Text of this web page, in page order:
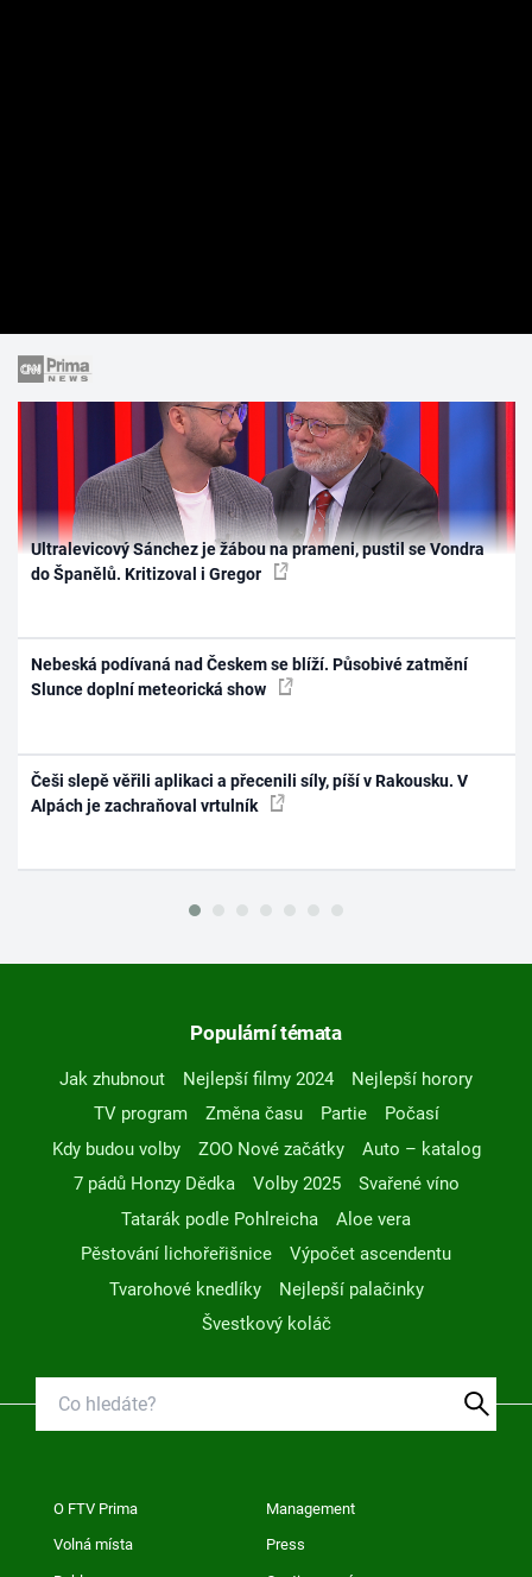
Ultralevicový Sánchez je žábou na prameni, pustil se Vondra
do Španělů. Kritizoval i Gregor
Nebeská podívaná nad Českem se blíží. Působivé zatmění
Slunce doplní meteorická show
Češi slepě věřili aplikaci a přecenili síly, píší v Rakousku. V
Alpách je zachraňoval vrtulník
Populární témata
Jak zhubnout Nejlepší filmy 2024
Nejlepší horory
TV program
Změna času Partie
Počasí
Kdy budou volby
ZOO Nové začátky
Auto – katalog
7 pádů Honzy Dědka
Volby 2025
Svařené víno
Tatarák podle Pohlreicha
Aloe vera
Pěstování lichořeřišnice
Výpočet ascendentu
Tvarohové knedlíky
Nejlepší palačinky
Švestkový koláč
O FTV Prima Management
Volná místa Press